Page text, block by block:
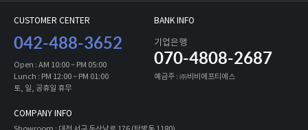
CUSTOMER CENTER
042-488-3652
Open : AM 10:00 ~ PM 05:00
Lunch : PM 12:00 ~ PM 01:00
토, 일, 공휴일 휴무
BANK INFO
기업은행
070-4808-2687
예금주 : ㈜비비에프티에스
COMPANY INFO